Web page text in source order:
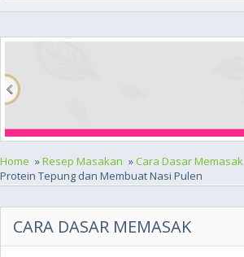
Home »Resep Masakan »Cara Dasar Memasak
Protein Tepung dan Membuat Nasi Pulen
CARA DASAR MEMASAK